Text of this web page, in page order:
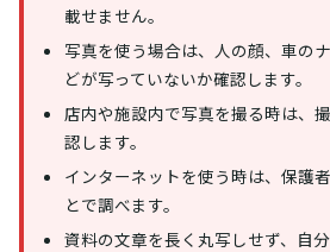
載せません。
写真を使う場合は、人の顔、車の
どが写っていないか確認します。
店内や施設内で写真を撮る時は、
認します。
インターネットを使う時は、保護
とで調べます。
資料の文章を長く丸写しせず、自